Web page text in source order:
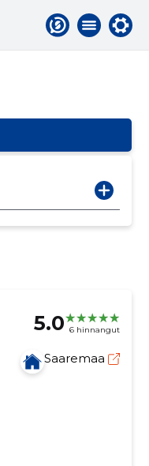
5.0 6 hinnangut
Saaremaa